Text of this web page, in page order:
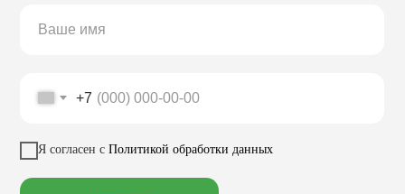
+7
Я согласен с Политикой обработки данных
Заказать звонок